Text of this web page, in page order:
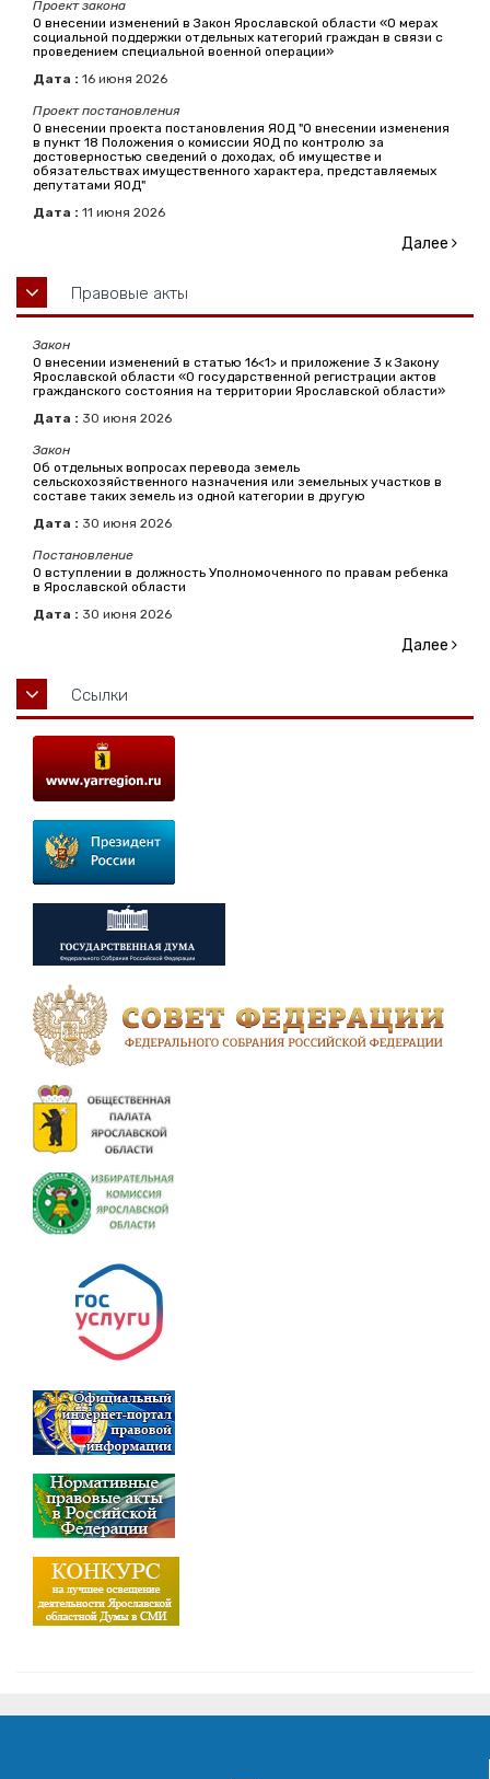
Проект закона
О внесении изменений в Закон Ярославской области «О мерах
социальной поддержки отдельных категорий граждан в связи с
проведением специальной военной операции»
Дата : 16 июня 2026
Проект постановления
О внесении проекта постановления ЯОД "О внесении изменения
в пункт 18 Положения о комиссии ЯОД по контролю за
достоверностью сведений о доходах, об имуществе и
обязательствах имущественного характера, представляемых
депутатами ЯОД"
Дата : 11 июня 2026
Далее
Правовые акты
Закон
О внесении изменений в статью 16<1> и приложение 3 к Закону
Ярославской области «О государственной регистрации актов
гражданского состояния на территории Ярославской области»
Дата : 30 июня 2026
Закон
Об отдельных вопросах перевода земель
сельскохозяйственного назначения или земельных участков в
составе таких земель из одной категории в другую
Дата : 30 июня 2026
Постановление
О вступлении в должность Уполномоченного по правам ребенка
в Ярославской области
Дата : 30 июня 2026
Далее
Ссылки